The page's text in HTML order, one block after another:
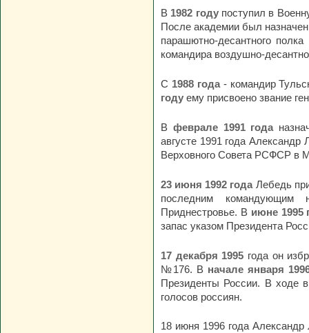
В 1982 годупоступил в
После академии был
парашютно-десантного
командира воздушно-
С 1988 года- командир
году ему присвоено звание
В феврале 1991 года
августе 1991 года Александр
Верховного Совета РСФСР в
23 июня 1992 года Лебедь
последним командующим
Приднестровье. В июне 1995
запас указом Президента
17 декабря 1995 года он
№176. В начале января
Президенты России. В ходе
голосов россиян.
18 июня 1996 года